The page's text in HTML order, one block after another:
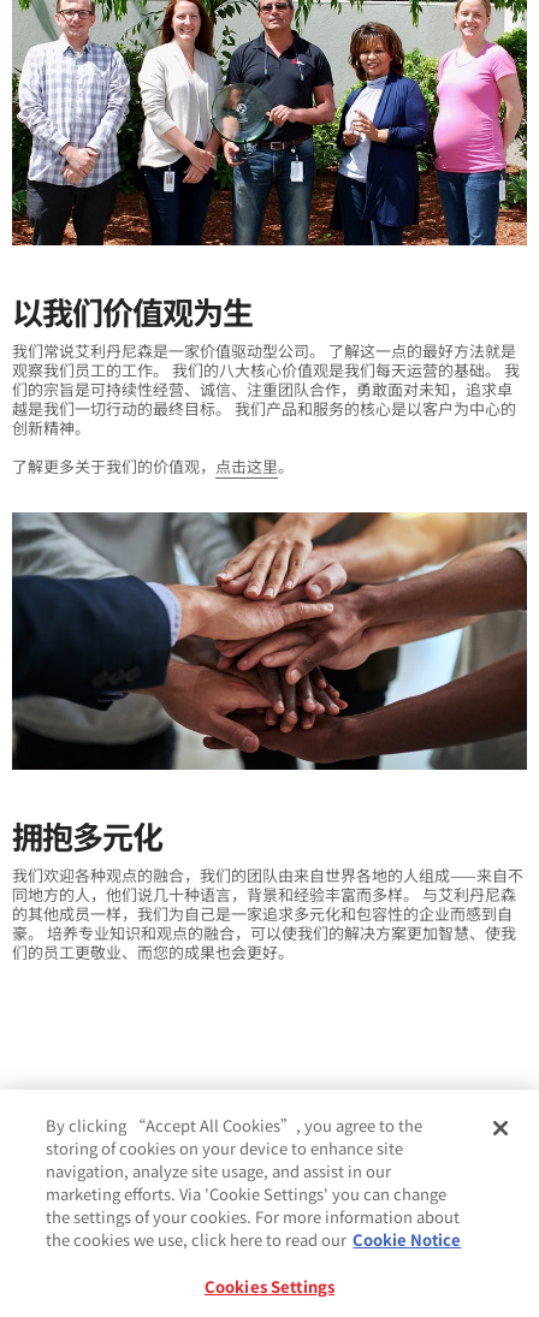
以我们价值观为生
我们常说艾利丹尼森是一家价值驱动型公司。 了解这一点的最好方法就是
观察我们员工的工作。 我们的八大核心价值观是我们每天运营的基础。 我
们的宗旨是可持续性经营、诚信、注重团队合作，勇敢面对未知，追求卓
越是我们一切行动的最终目标。 我们产品和服务的核心是以客户为中心的
创新精神。
了解更多关于我们的价值观， 点击这里。
拥抱多元化
我们欢迎各种观点的融合，我们的团队由来自世界各地的人组成——来自不
同地方的人，他们说几十种语言，背景和经验丰富而多样。 与艾利丹尼森
的其他成员一样，我们为自己是一家追求多元化和包容性的企业而感到自
豪。 培养专业知识和观点的融合，可以使我们的解决方案更加智慧、使我
们的员工更敬业、而您的成果也会更好。
条款与条件
By clicking “Accept All Cookies”, you agree to the
storing of cookies on your device to enhance site
navigation, analyze site usage, and assist in our
marketing efforts. Via 'Cookie Settings' you can change
the settings of your cookies. For more information about
the cookies we use, click here to read our Cookie Notice
Cookies Settings